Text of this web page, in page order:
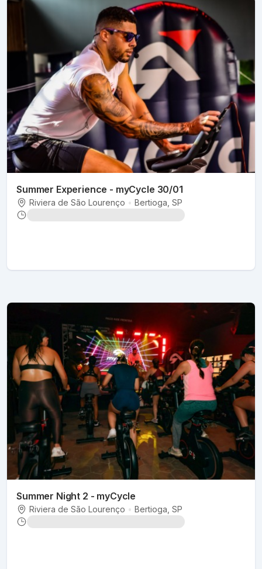
Summer Experience - myCycle 30/01
Riviera de São Lourenço • Bertioga , SP
Summer Night 2 - myCycle
Riviera de São Lourenço • Bertioga , SP